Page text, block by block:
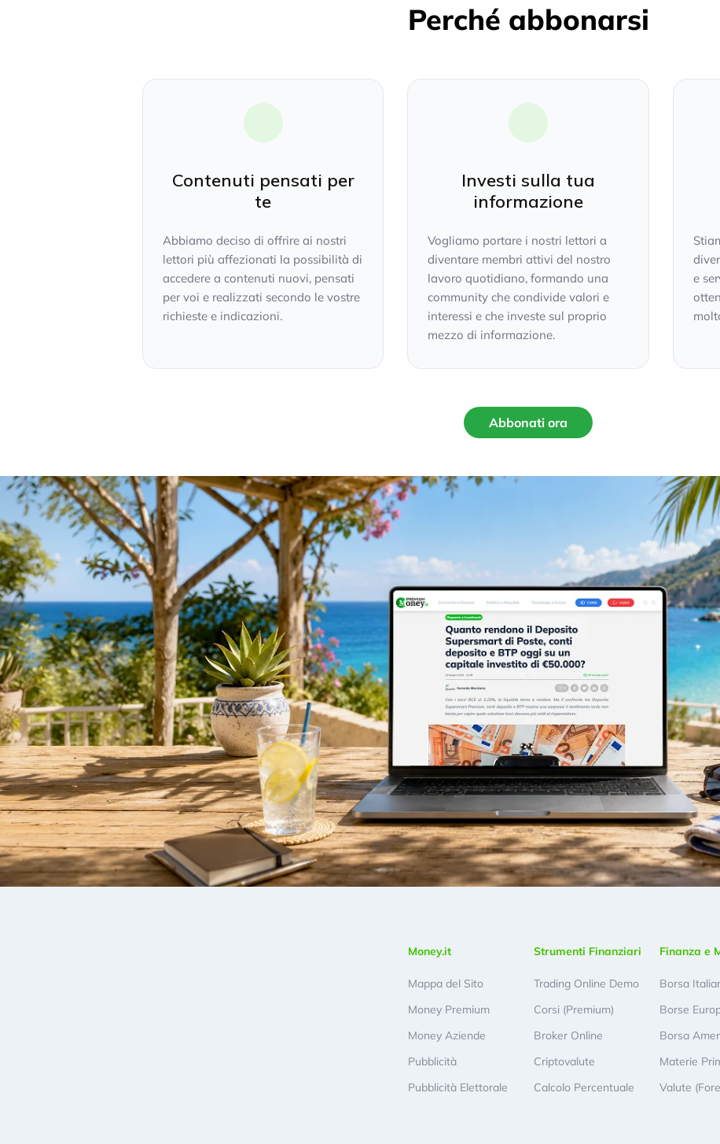
Perché abbonarsi
Contenuti pensati per
te
Abbiamo deciso di offrire ai nostri
lettori più affezionati la possibilità di
accedere a contenuti nuovi, pensati
per voi e realizzati secondo le vostre
richieste e indicazioni.
Investi sulla tua
informazione
Vogliamo portare i nostri lettori a
diventare membri attivi del nostro
lavoro quotidiano, formando una
community che condivide valori e
interessi e che investe sul proprio
mezzo di informazione.
e
Abbonati ora
Money.it
Mappa del Sito
Money Premium
Money Aziende
Pubblicità
Pubblicità Elettorale
Strumenti Finanziari
Trading Online Demo
Corsi (Premium)
Broker Online
Criptovalute
Calcolo Percentuale
Finanza e
Borsa
Borse
Borsa
Materie
Valute